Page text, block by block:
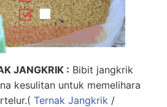
JANGKRIK : Bibit jangkrik
kesulitan untuk memelihara
Ternak Jangkrik /